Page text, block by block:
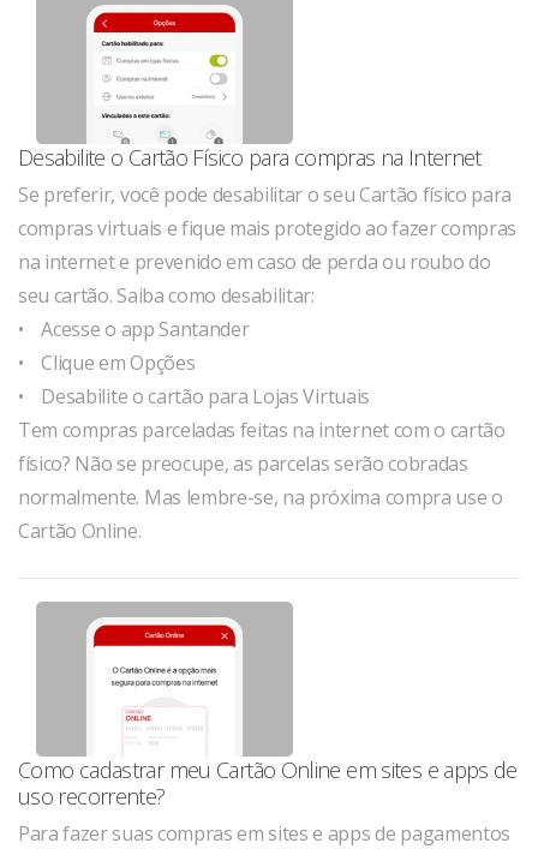
Desabilite o Cartão Físico para compras na Internet
Se preferir, você pode desabilitar o seu Cartão físico para
compras virtuais e fique mais protegido ao fazer compras
na internet e prevenido em caso de perda ou roubo do
seu cartão. Saiba como desabilitar:
• Acesse o app Santander
• Clique em Opções
• Desabilite o cartão para Lojas Virtuais
Tem compras parceladas feitas na internet com o cartão
físico? Não se preocupe, as parcelas serão cobradas
normalmente. Mas lembre-se, na próxima compra use o
Cartão Online.
Como cadastrar meu Cartão Online em sites e apps de
uso recorrente?
Para fazer suas compras em sites e apps de pagamentos